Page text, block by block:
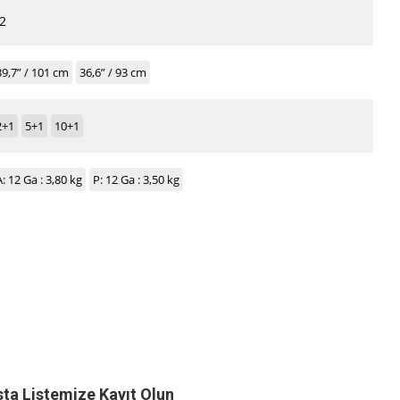
/ 101 cm 36,6” / 93 cm
5+1 10+1
12 Ga : 3,80 kg P: 12 Ga : 3,50 kg
Listemize Kayıt Olun